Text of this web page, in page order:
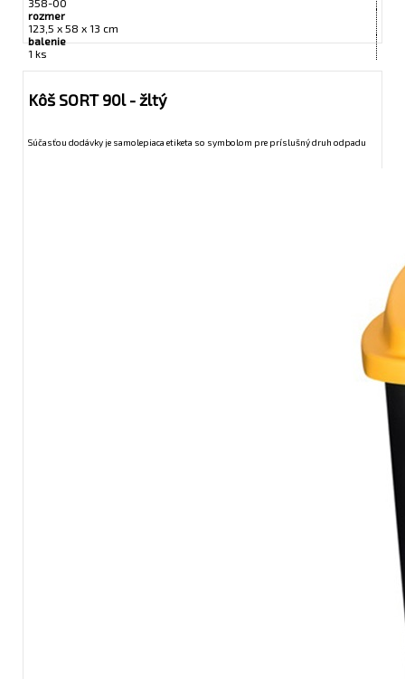
rozmer
123,5 x 58 x 13 cm
balenie
1 ks
Kôš SORT 90l - žltý
Súčasťou dodávky je samolepiaca etiketa so symbolom pre príslušný druh odpadu